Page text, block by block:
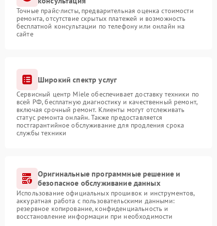
Точные прайс-листы, предварительная оценка стоимости
ремонта, отсутствие скрытых платежей и возможность
бесплатной консультации по телефону или онлайн на
сайте
Широкий спектр услуг
Сервисный центр Miele обеспечивает доставку техники по
всей РФ, бесплатную диагностику и качественный ремонт,
включая срочный ремонт. Клиенты могут отслеживать
статус ремонта онлайн. Также предоставляется
постгарантийное обслуживание для продления срока
службы техники
Оригинальные программные решение и
безопасное обслуживание данных
Использование официальных прошивок и инструментов,
аккуратная работа с пользовательскими данными:
резервное копирование, конфиденциальность и
восстановление информации при необходимости